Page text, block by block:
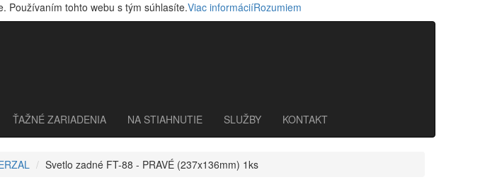
Používaním tohto webu s tým súhlasíte.Viac informáciíRozumiem
ŤAŽNÉ ZARIADENIA NA STIAHNUTIE SLUŽBY KONTAKT
Svetlo zadné FT-88 - PRAVÉ (237x136mm) 1ks